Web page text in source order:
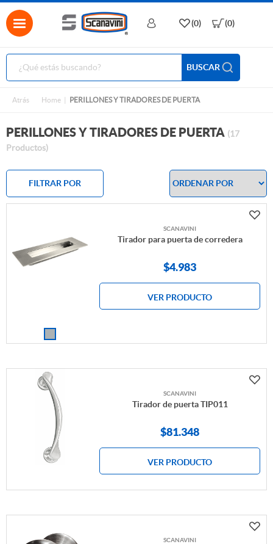
BUSCAR
(0) (0)
Atrás Home PERILLONES Y TIRADORES DE PUERTA
PERILLONES Y TIRADORES DE PUERTA (17
Productos)
FILTRAR POR
SCANAVINI
Tirador para puerta de corredera
$4.983
VER PRODUCTO
SCANAVINI
Tirador de puerta TIP011
$81.348
VER PRODUCTO
SCANAVINI